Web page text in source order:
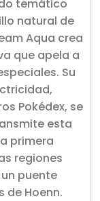
temático
natural de
Aqua crea
que apela a
Su
Pokédex, se
esta
primera
regiones
puente
de Hoenn.